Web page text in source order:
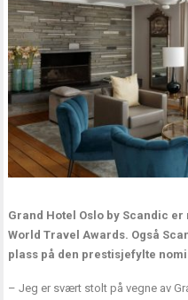
Grand Hotel Oslo by Scandic
World Travel Awards. Også
plass på den prestisjefylte
– Jeg er svært stolt på vegne av